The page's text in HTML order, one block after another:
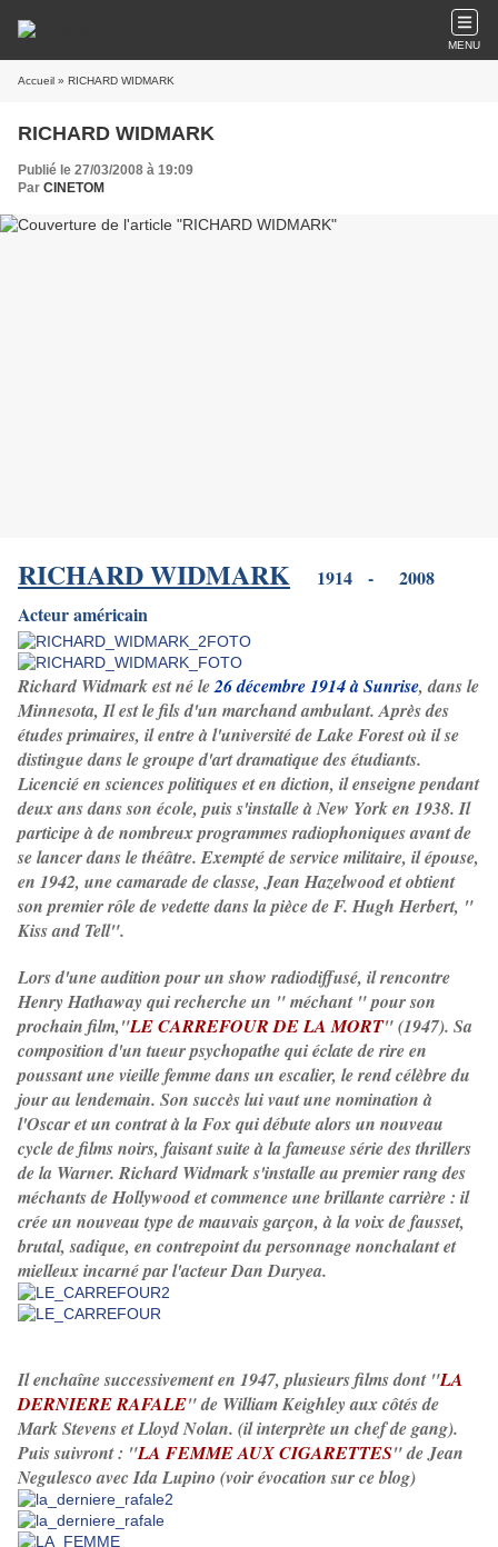
MENU
Accueil » RICHARD WIDMARK
RICHARD WIDMARK
Publié le 27/03/2008 à 19:09
Par CINETOM
RICHARD WIDMARK
1914 - 2008
Acteur américain
Richard Widmark est né le26 décembre 1914 à Sunrise, dans le
Minnesota, Il est le fils d'un marchand ambulant. Après des
études primaires, il entre à l'université de Lake Forest où il se
distingue dans le groupe d'art dramatique des étudiants.
Licencié en sciences politiques et en diction, il enseigne pendant
deux ans dans son école, puis s'installe à New York en 1938. Il
participe à de nombreux programmes radiophoniques avant de
se lancer dans le théâtre. Exempté de service militaire, il épouse,
en 1942, une camarade de classe, Jean Hazelwood et obtient
son premier rôle de vedette dans la pièce de F. Hugh Herbert, "
Kiss and Tell".
Lors d'une audition pour un show radiodiffusé, il rencontre
Henry Hathaway qui recherche un " méchant " pour son
prochain film,"LE CARREFOUR DE LA MORT" (1947). Sa
composition d'un tueur psychopathe qui éclate de rire en
poussant une vieille femme dans un escalier, le rend célèbre du
jour au lendemain. Son succès lui vaut une nomination à
l'Oscar et un contrat à la Fox qui débute alors un nouveau
cycle de films noirs, faisant suite à la fameuse série des thrillers
de la Warner. Richard Widmark s'installe au premier rang des
méchants de Hollywood et commence une brillante carrière : il
crée un nouveau type de mauvais garçon, à la voix de fausset,
brutal, sadique, en contrepoint du personnage nonchalant et
mielleux incarné par l'acteur Dan Duryea.
Il enchaîne successivement en 1947, plusieurs films dont "LA
DERNIERE RAFALE" de William Keighley aux côtés de
Mark Stevens et Lloyd Nolan. (il interprète un chef de gang).
Puis suivront : "LA FEMME AUX CIGARETTES" de Jean
Negulesco avec Ida Lupino (voir évocation sur ce blog)